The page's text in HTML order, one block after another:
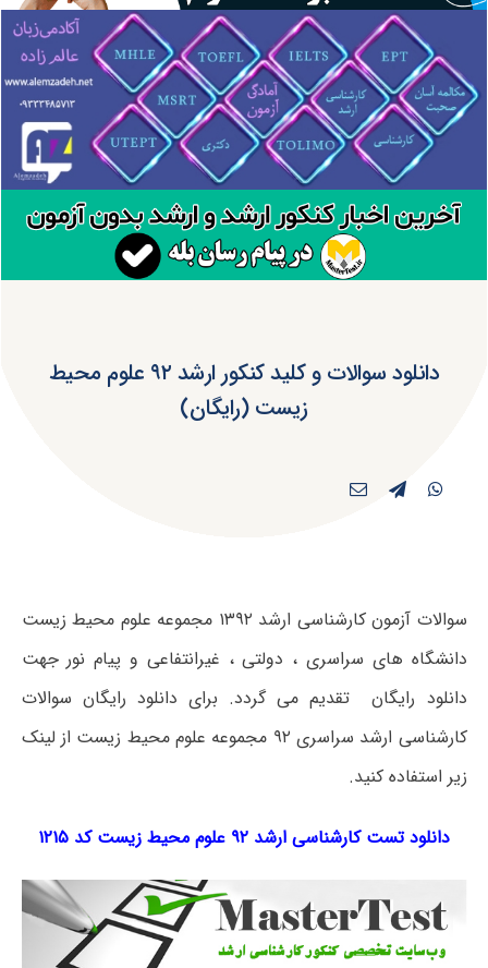
دانلود سوالات و کلید کنکور ارشد ۹۲ علوم محیط
زیست (رایگان)
سوالات آزمون کارشناسی ارشد ۱۳۹۲ مجموعه علوم محیط زیست
دانشگاه های سراسری ، دولتی ، غیرانتفاعی و پیام نور جهت
دانلود رایگان تقدیم می گردد. برای دانلود رایگان سوالات
کارشناسی ارشد سراسری ۹۲ مجموعه علوم محیط زیست از لینک
زیر استفاده کنید.
دانلود تست کارشناسی ارشد ۹۲ علوم محیط زیست کد ۱۲۱۵